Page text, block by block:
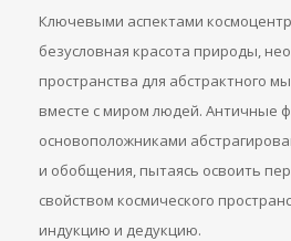
Ключевыми аспектами
безусловная красота природы,
пространства для абстрактного
вместе с миром людей. Античные
основоположниками
и обобщения, пытаясь освоить
свойством космического
индукцию и дедукцию.